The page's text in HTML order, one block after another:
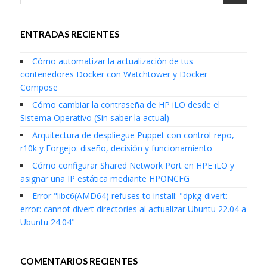
ENTRADAS RECIENTES
Cómo automatizar la actualización de tus
contenedores Docker con Watchtower y Docker
Compose
Cómo cambiar la contraseña de HP iLO desde el
Sistema Operativo (Sin saber la actual)
Arquitectura de despliegue Puppet con control-repo,
r10k y Forgejo: diseño, decisión y funcionamiento
Cómo configurar Shared Network Port en HPE iLO y
asignar una IP estática mediante HPONCFG
Error "libc6(AMD64) refuses to install: "dpkg-divert:
error: cannot divert directories al actualizar Ubuntu 22.04 a
Ubuntu 24.04"
COMENTARIOS RECIENTES